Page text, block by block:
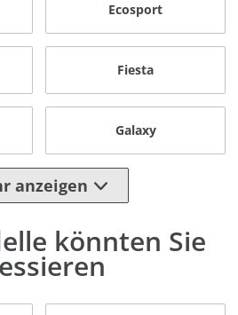
Ecosport
Fiesta
Galaxy
anzeigen
könnten Sie